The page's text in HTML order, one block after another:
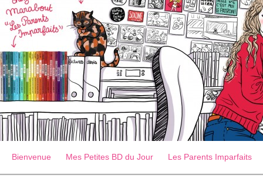
Bienvenue Mes Petites BD du Jour Les Parents Imparfaits